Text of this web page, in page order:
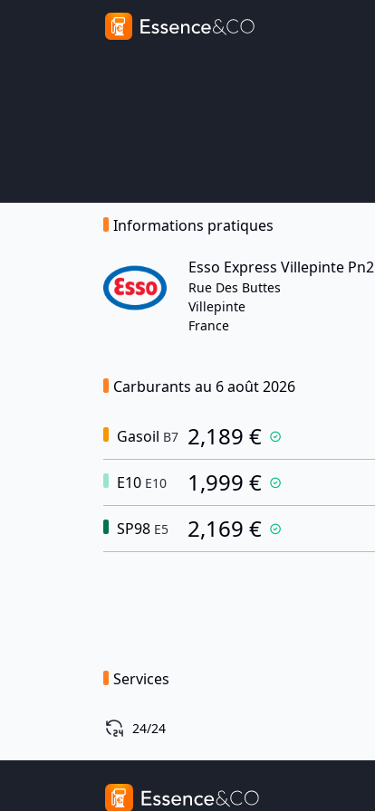
Informations pratiques
Esso Express Villepinte Pn2
Rue Des Buttes
Villepinte
France
Carburants au 6 août 2026
Gasoil B7 2,189 €
E10 E10 1,999 €
SP98 E5 2,169 €
Services
24/24